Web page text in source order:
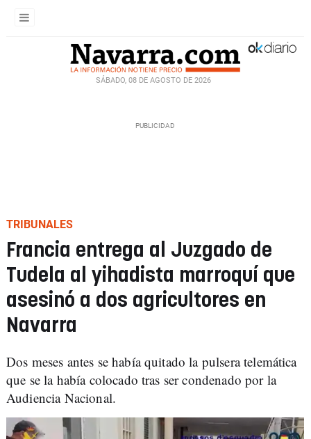
SÁBADO, 08 DE AGOSTO DE 2026
TRIBUNALES
Francia entrega al Juzgado de
Tudela al yihadista marroquí que
asesinó a dos agricultores en
Navarra
Dos meses antes se había quitado la pulsera telemática
que se la había colocado tras ser condenado por la
Audiencia Nacional.